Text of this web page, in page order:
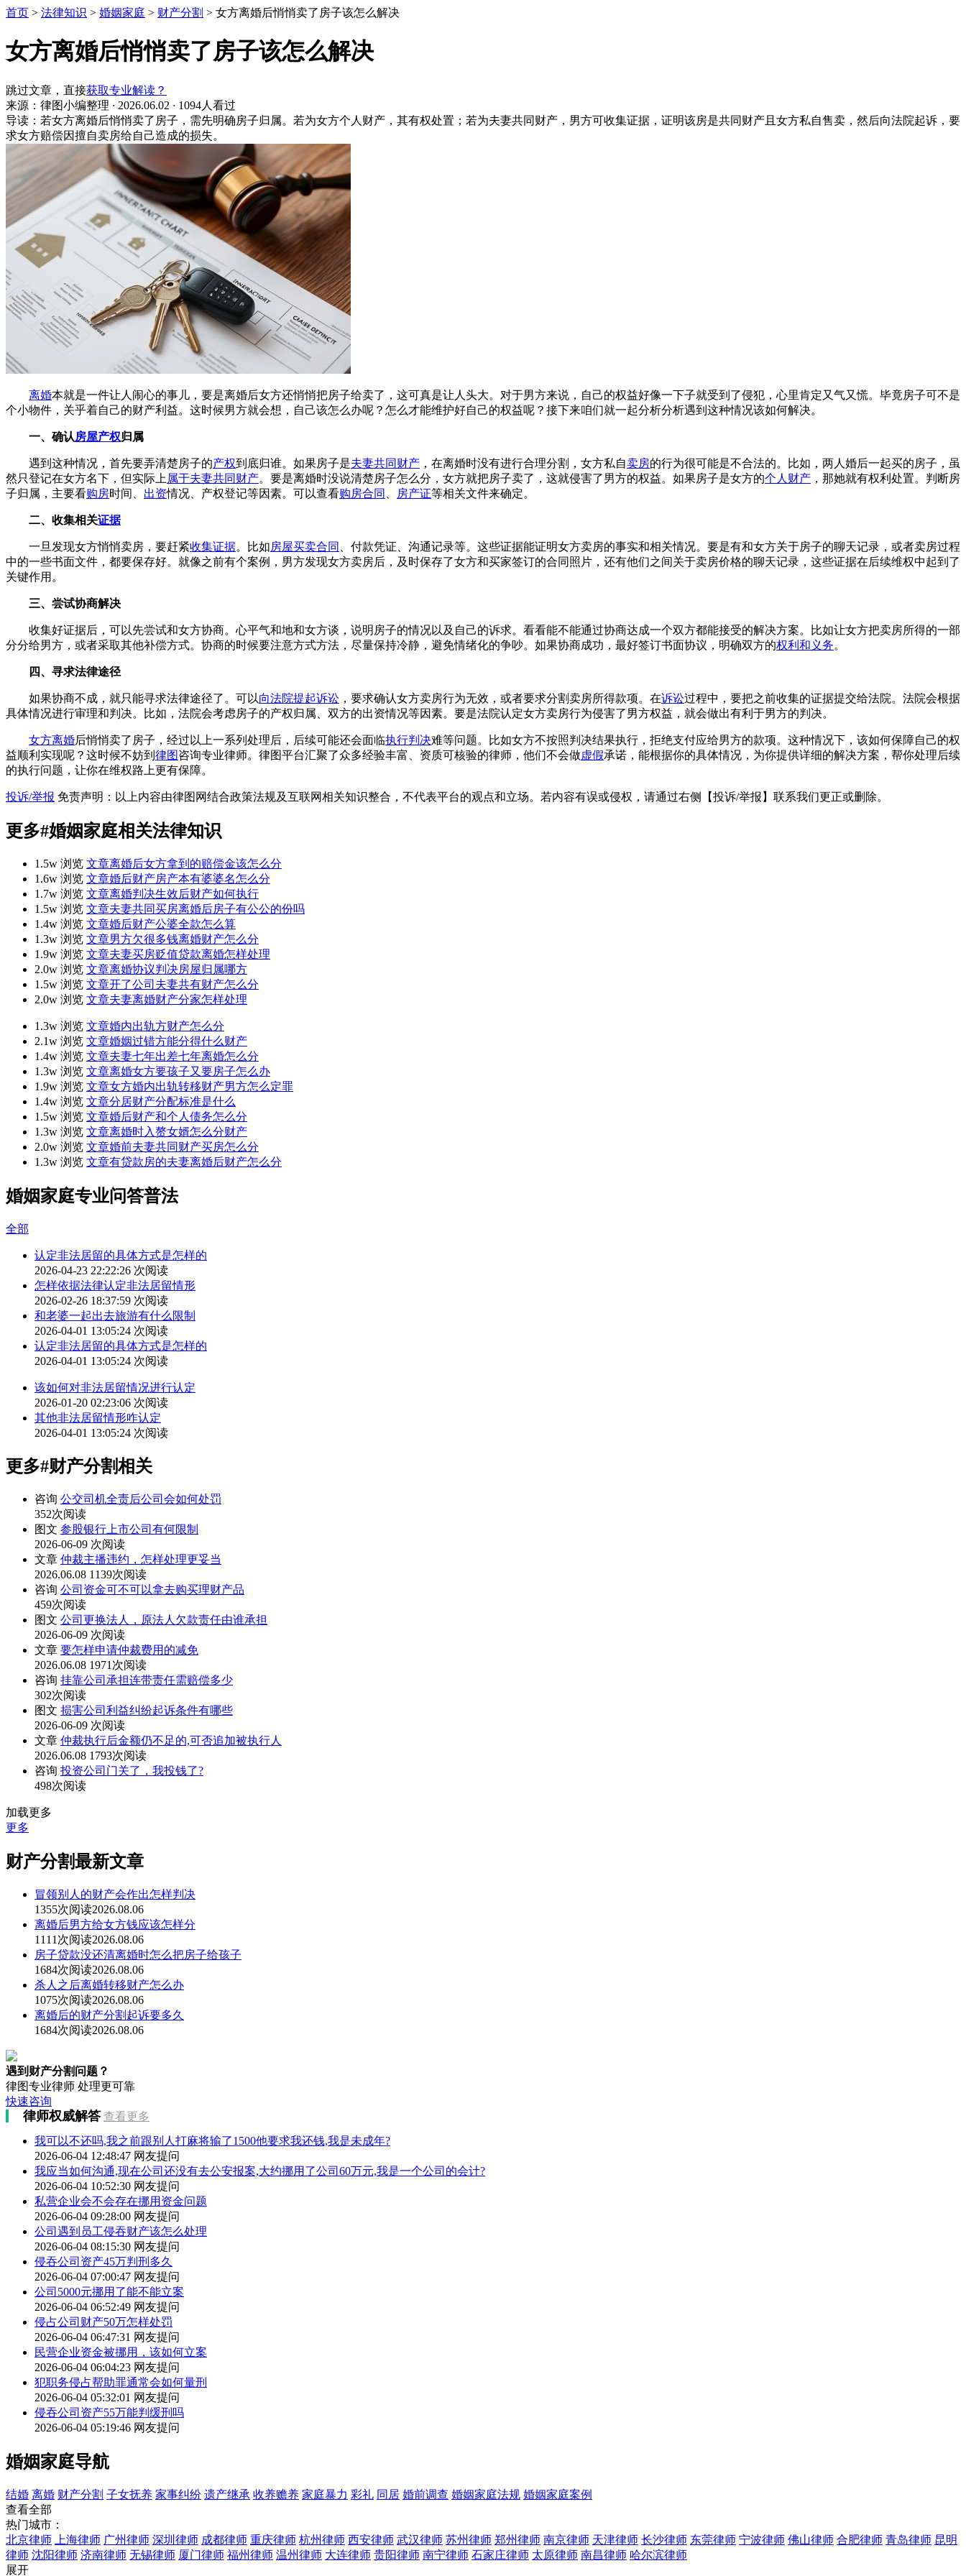
首页 > 法律知识 > 婚姻家庭 > 财产分割 > 女方离婚后悄悄卖了房子该怎么解决
女方离婚后悄悄卖了房子该怎么解决
跳过文章，直接获取专业解读？
来源：律图小编整理 · 2026.06.02 · 1094人看过
导读：若女方离婚后悄悄卖了房子，需先明确房子归属。若为女方个人财产，其有权处置；若为夫妻共同财产，男方可收集证据，证明该房是共同财产且女方私自售卖，然后向法院起诉，要
求女方赔偿因擅自卖房给自己造成的损失。
离婚本就是一件让人闹心的事儿，要是离婚后女方还悄悄把房子给卖了，这可真是让人头大。对于男方来说，自己的权益好像一下子就受到了侵犯，心里肯定又气又慌。毕竟房子可不是
个小物件，关乎着自己的财产利益。这时候男方就会想，自己该怎么办呢？怎么才能维护好自己的权益呢？接下来咱们就一起分析分析遇到这种情况该如何解决。
一、确认 房屋产权归属
遇到这种情况，首先要弄清楚房子的产权到底归谁。如果房子是夫妻共同财产 ，在离婚时没有进行合理分割，女方私自卖房的行为很可能是不合法的。比如，两人婚后一起买的房子，虽
然只登记在女方名下，但实际上 属于夫妻共同财产。要是离婚时没说清楚房子怎么分，女方就把房子卖了，这就侵害了男方的权益。如果房子是女方的个人财产 ，那她就有权利处置。判断房
子归属，主要看购房时间、 出资情况、产权登记等因素。可以查看购房合同 房产证等相关文件来确定。
二、收集相关证据
一旦发现女方悄悄卖房，要赶紧收集证据。比如房屋买卖合同
、付款凭证、沟通记录等。这些证据能证明女方卖房的事实和相关情况。要是有和女方关于房子的聊天记录，或者卖房过程
中的一些书面文件，都要保存好。就像之前有个案例，男方发现女方卖房后，及时保存了女方和买家签订的合同照片，还有他们之间关于卖房价格的聊天记录，这些证据在后续维权中起到了
关键作用。
三、尝试协商解决
收集好证据后，可以先尝试和女方协商。心平气和地和女方谈，说明房子的情况以及自己的诉求。看看能不能通过协商达成一个双方都能接受的解决方案。比如让女方把卖房所得的一部
分分给男方，或者采取其他补偿方式。协商的时候要注意方式方法，尽量保持冷静，避免情绪化的争吵。如果协商成功，最好签订书面协议，明确双方的权利和义务。
四、寻求法律途径
如果协商不成，就只能寻求法律途径了。可以向法院提起诉讼 ，要求确认女方卖房行为无效，或者要求分割卖房所得款项。在诉讼过程中，要把之前收集的证据提交给法院。法院会根据
具体情况进行审理和判决。比如，法院会考虑房子的产权归属、双方的出资情况等因素。要是法院认定女方卖房行为侵害了男方权益，就会做出有利于男方的判决。
女方离婚后悄悄卖了房子，经过以上一系列处理后，后续可能还会面临执行判决难等问题。比如女方不按照判决结果执行，拒绝支付应给男方的款项。这种情况下，该如何保障自己的权
益顺利实现呢？这时候不妨到 律图咨询专业律师。律图平台汇聚了众多经验丰富、资质可核验的律师，他们不会做虚假承诺，能根据你的具体情况，为你提供详细的解决方案，帮你处理后续
的执行问题，让你在维权路上更有保障。
投诉/举报 免责声明：以上内容由律图网结合政策法规及互联网相关知识整合，不代表平台的观点和立场。若内容有误或侵权，请通过右侧【投诉/举报】联系我们更正或删除。
更多#婚姻家庭相关法律知识
1.5w 浏览 文章离婚后女方拿到的赔偿金该怎么分
1.6w 浏览 文章婚后财产房产本有婆婆名怎么分
1.7w 浏览 文章离婚判决生效后财产如何执行
1.5w 浏览 文章夫妻共同买房离婚后房子有公公的份吗
1.4w 浏览 文章婚后财产公婆全款怎么算
1.3w 浏览 文章男方欠很多钱离婚财产怎么分
1.9w 浏览 文章夫妻买房贬值贷款离婚怎样处理
2.0w 浏览 文章离婚协议判决房屋归属哪方
1.5w 浏览 文章开了公司夫妻共有财产怎么分
2.0w 浏览 文章夫妻离婚财产分家怎样处理
1.3w 浏览 文章婚内出轨方财产怎么分
2.1w 浏览 文章婚姻过错方能分得什么财产
1.4w 浏览 文章夫妻七年出差七年离婚怎么分
1.3w 浏览 文章离婚女方要孩子又要房子怎么办
1.9w 浏览 文章女方婚内出轨转移财产男方怎么定罪
1.4w 浏览 文章分居财产分配标准是什么
1.5w 浏览 文章婚后财产和个人债务怎么分
1.3w 浏览 文章离婚时入赘女婿怎么分财产
2.0w 浏览 文章婚前夫妻共同财产买房怎么分
1.3w 浏览 文章有贷款房的夫妻离婚后财产怎么分
婚姻家庭专业问答普法
全部
认定非法居留的具体方式是怎样的
2026-04-23 22:22:26 次阅读
怎样依据法律认定非法居留情形
2026-02-26 18:37:59 次阅读
和老婆一起出去旅游有什么限制
2026-04-01 13:05:24 次阅读
认定非法居留的具体方式是怎样的
2026-04-01 13:05:24 次阅读
该如何对非法居留情况进行认定
2026-01-20 02:23:06 次阅读
其他非法居留情形咋认定
2026-04-01 13:05:24 次阅读
更多#财产分割相关
咨询 公交司机全责后公司会如何处罚
352次阅读
图文 参股银行上市公司有何限制
2026-06-09 次阅读
文章 仲裁主播违约，怎样处理更妥当
2026.06.08 1139次阅读
咨询 公司资金可不可以拿去购买理财产品
459次阅读
图文 公司更换法人，原法人欠款责任由谁承担
2026-06-09 次阅读
文章 要怎样申请仲裁费用的减免
2026.06.08 1971次阅读
咨询 挂靠公司承担连带责任需赔偿多少
302次阅读
图文 损害公司利益纠纷起诉条件有哪些
2026-06-09 次阅读
文章 仲裁执行后金额仍不足的,可否追加被执行人
2026.06.08 1793次阅读
咨询 投资公司门关了，我投钱了?
498次阅读
加载更多
更多
财产分割最新文章
冒领别人的财产会作出怎样判决
1355次阅读2026.08.06
离婚后男方给女方钱应该怎样分
1111次阅读2026.08.06
房子贷款没还清离婚时怎么把房子给孩子
1684次阅读2026.08.06
杀人之后离婚转移财产怎么办
1075次阅读2026.08.06
离婚后的财产分割起诉要多久
1684次阅读2026.08.06
遇到财产分割问题？
律图专业律师 处理更可靠
快速咨询
律师权威解答 查看更多
我可以不还吗,我之前跟别人打麻将输了1500他要求我还钱,我是未成年?
2026-06-04 12:48:47 网友提问
我应当如何沟通,现在公司还没有去公安报案,大约挪用了公司60万元,我是一个公司的会计?
2026-06-04 10:52:30 网友提问
私营企业会不会存在挪用资金问题
2026-06-04 09:28:00 网友提问
公司遇到员工侵吞财产该怎么处理
2026-06-04 08:15:30 网友提问
侵吞公司资产45万判刑多久
2026-06-04 07:00:47 网友提问
公司5000元挪用了能不能立案
2026-06-04 06:52:49 网友提问
侵占公司财产50万怎样处罚
2026-06-04 06:47:31 网友提问
民营企业资金被挪用，该如何立案
2026-06-04 06:04:23 网友提问
犯职务侵占帮助罪通常会如何量刑
2026-06-04 05:32:01 网友提问
侵吞公司资产55万能判缓刑吗
2026-06-04 05:19:46 网友提问
婚姻家庭导航
结婚 离婚 财产分割 子女抚养 家事纠纷 遗产继承 收养赡养 家庭暴力 彩礼 同居 婚前调查 婚姻家庭法规 婚姻家庭案例
查看全部
热门城市：
北京律师
上海律师 广州律师 深圳律师 成都律师 重庆律师 杭州律师 西安律师 武汉律师 苏州律师 郑州律师 南京律师 天津律师 长沙律师 东莞律师 宁波律师 佛山律师 合肥律师 青岛律师 昆明
律师 沈阳律师 济南律师 无锡律师 厦门律师 福州律师 温州律师 大连律师 贵阳律师 南宁律师 石家庄律师 太原律师 南昌律师 哈尔滨律师
展开